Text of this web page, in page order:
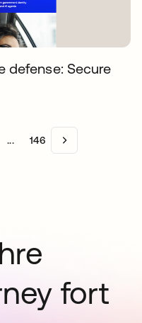
defense: Secure
... 146
fort